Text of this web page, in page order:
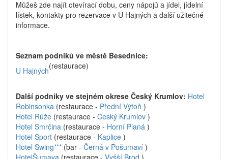
Můžeš zde najít otevírací dobu, ceny nápojů a jídel, jídelní
lístek, kontakty pro rezervace v U Hajných a další užitečné
informace.
Seznam podniků ve městě Besednice:
U Hajných(restaurace)
Další podniky ve stejném okrese Český Krumlov: Hotel
Robinsonka (restaurace - Přední Výtoň )
Hotel Růže (restaurace - Český Krumlov )
Hotel Smrčina (restaurace - Horní Planá )
Hotel Sport (restaurace - Kaplice )
Hotel Swing*** (bar - Černá v Pošumaví )
HotelŠumava (restaurace - Vyšší Brod )